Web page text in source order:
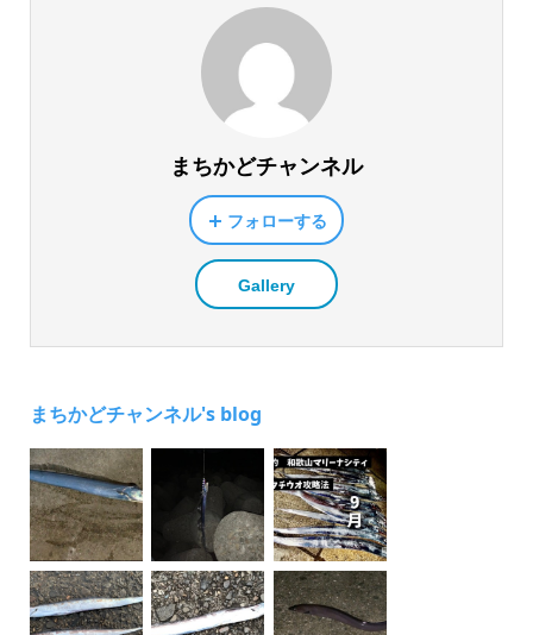
まちかどチャンネル
フォローする
Gallery
まちかどチャンネル's blog